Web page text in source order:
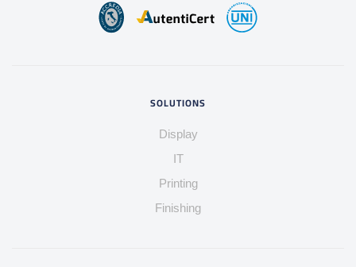
SOLUTIONS
Display
IT
Printing
Finishing